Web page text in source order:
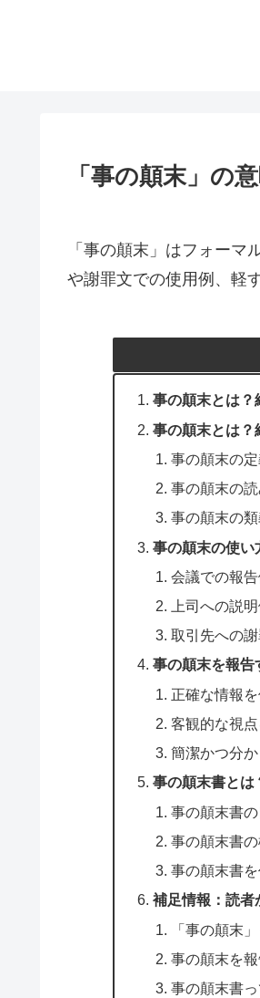
「事の顛末」の
「事の顛末」はフォー
や謝罪文での使用例、軽
事の顛末とは？
事の顛末とは？
事の顛末の
事の顛末の
事の顛末の
事の顛末の使い
会議での報
上司への説
取引先への
事の顛末を報告
正確な情報
客観的な視
簡潔かつ分
事の顛末書とは
事の顛末書
事の顛末書
事の顛末書
補足情報：読者
「事の顛末
事の顛末を
事の顛末書